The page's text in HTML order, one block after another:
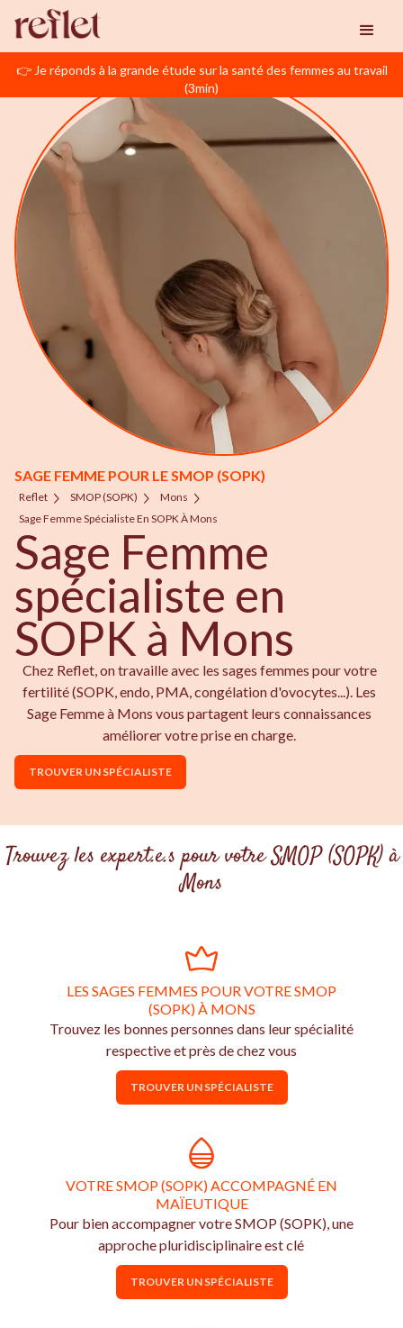
👉 Je réponds à la grande étude sur la santé des femmes au travail
(3min)
SAGE FEMME POUR LE SMOP (SOPK)
Reflet SMOP (SOPK)
Mons
Sage Femme Spécialiste En SOPK À Mons
Sage Femme
spécialiste en
SOPK à Mons
Chez Reflet, on travaille avec les sages femmes pour votre
fertilité (SOPK, endo, PMA, congélation d'ovocytes...). Les
Sage Femme à Mons vous partagent leurs connaissances
améliorer votre prise en charge.
TROUVER UN SPÉCIALISTE
Trouvez les expert.e.s pour votre SMOP (SOPK) à
Mons
LES SAGES FEMMES POUR VOTRE SMOP
(SOPK) À MONS
Trouvez les bonnes personnes dans leur spécialité
respective et près de chez vous
TROUVER UN SPÉCIALISTE
VOTRE SMOP (SOPK) ACCOMPAGNÉ EN
MAÏEUTIQUE
Pour bien accompagner votre SMOP (SOPK), une
approche pluridisciplinaire est clé
TROUVER UN SPÉCIALISTE